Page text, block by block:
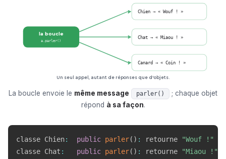
la boucle
a.parler()
Chien → « Wouf ! »
Chat → « Miaou ! »
Canard → « Coin ! »
Un seul appel, autant de réponses que d'objets.
La boucle envoie le même message parler()
; chaque objet
répond à sa façon.
classe Chien: public parler( ) : retourne
"Wouf !"
classe Chat : public parler( ) : retourne
"Miaou !"